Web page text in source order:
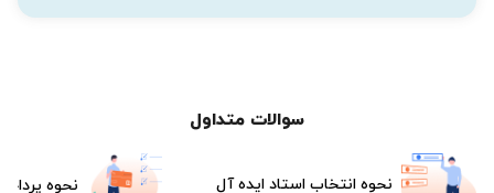
سوالات متداول
نحوه انتخاب استاد ایده آل نحوه